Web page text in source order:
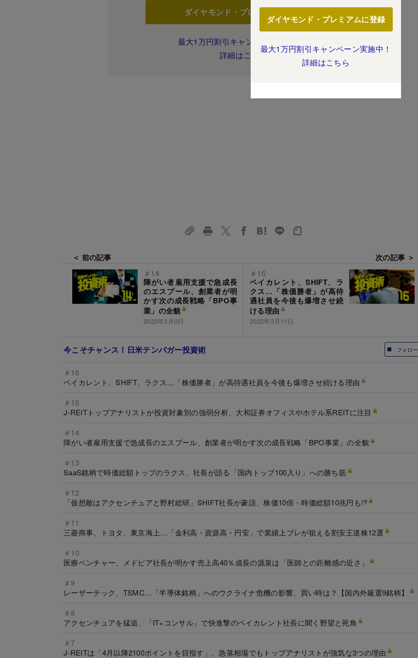
ダイヤモンド・プレミアムに登録
最大1万円割引キャンペーン実施中！
詳細はこちら
ダイヤモンド・プレミアムに登録
最大1万円割引キャンペーン実施中！
詳細はこちら
＜ 前の記事
＃14
障がい者雇用支援で急成長
のエスプール、創業者が明
かす次の成長戦略「BPO事
業」の全貌
2022年3月9日
次の記事 ＞
＃16
ベイカレント、SHIFT、ラ
クス…「株価勝者」が高待
遇社員を今後も爆増させ続
ける理由
2022年3月11日
フォロー
今こそチャンス！日米テンバガー投資術
＃16
ベイカレント、SHIFT、ラクス…「株価勝者」が高待遇社員を今後も爆増させ続ける理由
＃15
J-REITトップアナリストが投資対象別の強弱分析、大和証券オフィスやホテル系REITに注目
＃14
障がい者雇用支援で急成長のエスプール、創業者が明かす次の成長戦略「BPO事業」の全貌
＃13
SaaS銘柄で時価総額トップのラクス、社長が語る「国内トップ100入り」への勝ち筋
＃12
「仮想敵はアクセンチュアと野村総研」SHIFT社長が豪語、株価10倍・時価総額10兆円も!?
＃11
三菱商事、トヨタ、東京海上…「金利高・資源高・円安」で業績上ブレが狙える割安王道株12選
＃10
医療ベンチャー、メドピア社長が明かす売上高40％成長の源泉は「医師との距離感の近さ」
＃9
レーザーテック、TSMC…「半導体銘柄」へのウクライナ危機の影響、買い時は？【国内外厳選9銘柄】
＃8
アクセンチュアを猛追、「IT×コンサル」で快進撃のベイカレント社長に聞く野望と死角
＃7
J-REITは「4月以降2100ポイントを目指す」、急落相場でもトップアナリストが強気な3つの理由